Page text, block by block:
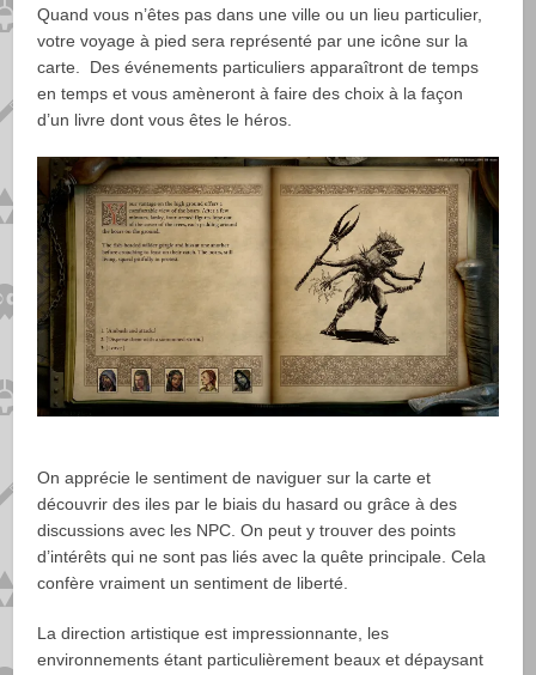
Quand vous n’êtes pas dans une ville ou un lieu particulier,
votre voyage à pied sera représenté par une icône sur la
carte. Des événements particuliers apparaîtront de temps
en temps et vous amèneront à faire des choix à la façon
d’un livre dont vous êtes le héros.
On apprécie le sentiment de naviguer sur la carte et
découvrir des iles par le biais du hasard ou grâce à des
discussions avec les NPC. On peut y trouver des points
d’intérêts qui ne sont pas liés avec la quête principale. Cela
confère vraiment un sentiment de liberté.
La direction artistique est impressionnante, les
environnements étant particulièrement beaux et dépaysant